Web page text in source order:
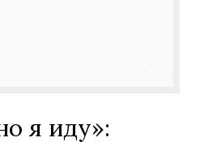
я иду»: